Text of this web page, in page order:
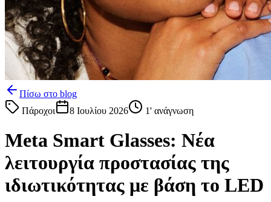
Πίσω στο blog
Πάροχοι
8 Ιουλίου 2026 1' ανάγνωση
Meta Smart Glasses: Νέα
λειτουργία προστασίας της
ιδιωτικότητας με βάση το LED